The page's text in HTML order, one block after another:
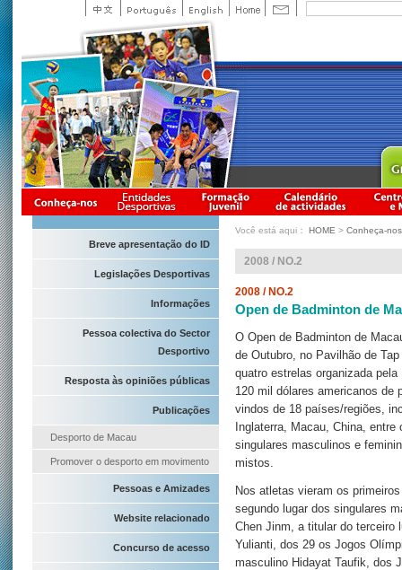
Breve apresentação do ID
Legislações Desportivas
Informações
Pessoa colectiva do Sector
Desportivo
Resposta às opiniões públicas
Publicações
Desporto de Macau
Promover o desporto em movimento
Pessoas e Amizades
Website relacionado
Concurso de acesso
Você está aqui： HOME > Conheça-nos
2008 / NO.2
2008 / NO.2
Open de Badminton de
O Open de Badminton de
de Outubro, no Pavilhão de
quatro estrelas organizada
120 mil dólares americanos de
vindos de 18 países/regiões,
Inglaterra, Macau, China,
singulares masculinos e
mistos.
Nos atletas vieram os
segundo lugar dos singulares
Chen Jinm, a titular do terceiro
Yulianti, dos 29 os Jogos
masculino Hidayat Taufik, dos